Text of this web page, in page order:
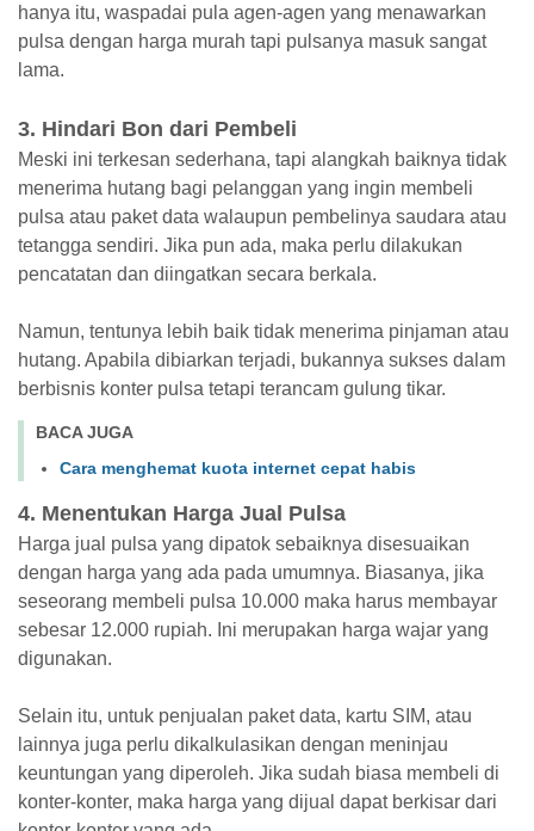
hanya itu, waspadai pula agen-agen yang menawarkan
pulsa dengan harga murah tapi pulsanya masuk sangat
lama.
3. Hindari Bon dari Pembeli
Meski ini terkesan sederhana, tapi alangkah baiknya tidak
menerima hutang bagi pelanggan yang ingin membeli
pulsa atau paket data walaupun pembelinya saudara atau
tetangga sendiri. Jika pun ada, maka perlu dilakukan
pencatatan dan diingatkan secara berkala.
Namun, tentunya lebih baik tidak menerima pinjaman atau
hutang. Apabila dibiarkan terjadi, bukannya sukses dalam
berbisnis konter pulsa tetapi terancam gulung tikar.
BACA JUGA
Cara menghemat kuota internet cepat habis
4. Menentukan Harga Jual Pulsa
Harga jual pulsa yang dipatok sebaiknya disesuaikan
dengan harga yang ada pada umumnya. Biasanya, jika
seseorang membeli pulsa 10.000 maka harus membayar
sebesar 12.000 rupiah. Ini merupakan harga wajar yang
digunakan.
Selain itu, untuk penjualan paket data, kartu SIM, atau
lainnya juga perlu dikalkulasikan dengan meninjau
keuntungan yang diperoleh. Jika sudah biasa membeli di
konter-konter, maka harga yang dijual dapat berkisar dari